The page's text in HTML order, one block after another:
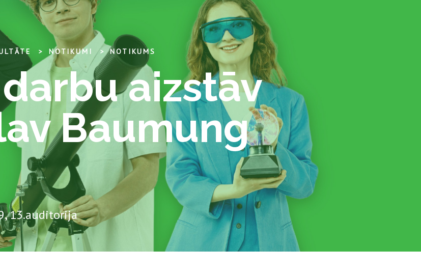
NOTIKUMI NOTIKUMS
aizstāv
Baumung
13.auditorija